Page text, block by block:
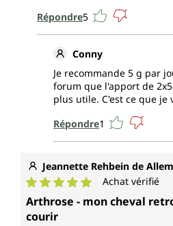
Répondre5
Conny
Je recommande 5 g par
forum que l'apport de
plus utile. C'est ce que
Répondre1
Jeannette Rehbein de
Note moyenne de 5 sur 5
Achat vérifié
Arthrose - mon cheval
courir